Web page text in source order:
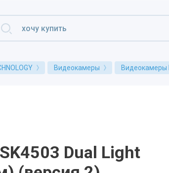
Видеокамеры Видеокамеры
Dual Light